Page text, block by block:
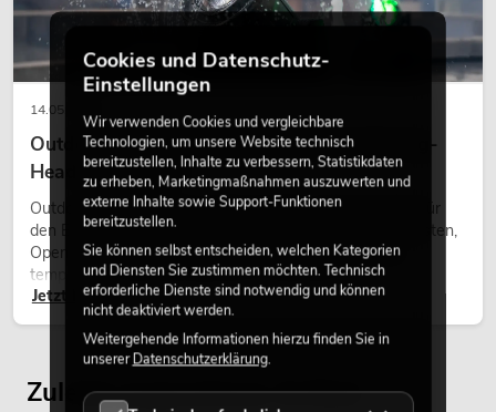
14.05.2026
Outdoor Moving-Heads: Wetterfeste Moving-
Heads bei Events
Outdoor Moving-Heads sind bewegliche Scheinwerfer für
den Einsatz im Freien. Sie werden bei Festivals, Stadtfesten,
Open-Air-Konzerten, Architekturinszenierungen und
temporären Außeninstallationen eingesetzt.
Jetzt lesen
Zuletzt angesehene Artikel
Cookies und Datenschutz-
Einstellungen
Wir verwenden Cookies und vergleichbare
Technologien, um unsere Website technisch
bereitzustellen, Inhalte zu verbessern, Statistikdaten
zu erheben, Marketingmaßnahmen auszuwerten und
externe Inhalte sowie Support-Funktionen
bereitzustellen.
Sie können selbst entscheiden, welchen Kategorien
und Diensten Sie zustimmen möchten. Technisch
erforderliche Dienste sind notwendig und können
nicht deaktiviert werden.
Weitergehende Informationen hierzu finden Sie in
unsererDatenschutzerklärung.